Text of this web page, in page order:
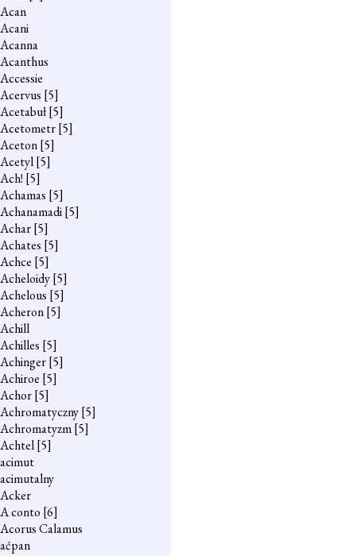
Acan
Acani
Acanna
Acanthus
Accessie
Acervus [5]
Acetabuł[5]
Acetometr[5]
Aceton[5]
Acetyl[5]
Ach! [5]
Achamas [5]
Achanamadi[5]
Achar[5]
Achates [5]
Achce [5]
Acheloidy[5]
Achelous [5]
Acheron[5]
Achill
Achilles [5]
Achinger[5]
Achiroe [5]
Achor[5]
Achromatyczny[5]
Achromatyzm[5]
Achtel[5]
acimut
acimutalny
Acker
A conto [6]
Acorus Calamus
aćpan